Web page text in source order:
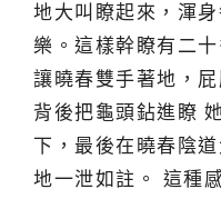
地大叫瞭起來，渾
樂。這樣幹瞭有二
讓曉春雙手著地，
背後把龜頭鉆進瞭
下，最後在曉春陰
地一泄如註。 這種